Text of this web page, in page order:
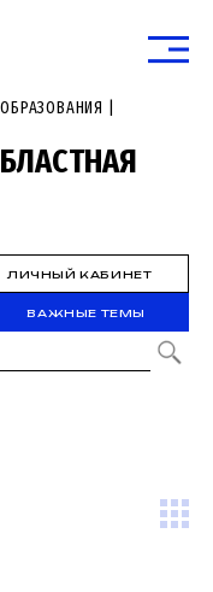
|
ЛИЧНЫЙ КАБИНЕТ
ВАЖНЫЕ ТЕМЫ